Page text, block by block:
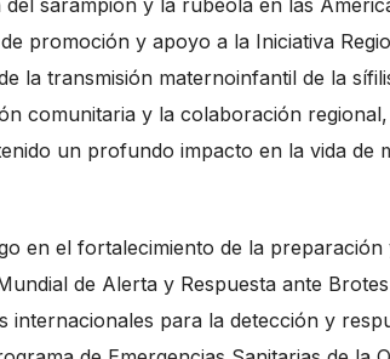
sarampión y la rubéola en las
promoción y apoyo a la Iniciativa
la transmisión maternoinfantil de la
comunitaria y la colaboración
un profundo impacto en la vida de
en el fortalecimiento de la
de Alerta y Respuesta ante
para la detección y